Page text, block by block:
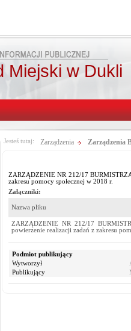
Miejski w Dukli
Jesteś tutaj: Zarządzenia Zarządzenia
ZARZĄDZENIE NR 212/17
zakresu pomocy społecznej w 2018 r.
Załączniki:
Nazwa pliku
ZARZĄDZENIE NR 212/17
powierzenie realizacji zadań z zakresu
Podmiot publikujący
Wytworzył
Publikujący